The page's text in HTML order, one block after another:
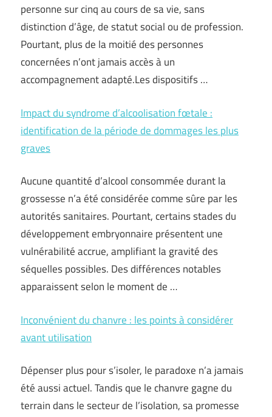
personne sur cinq au cours de sa vie, sans
distinction d’âge, de statut social ou de profession.
Pourtant, plus de la moitié des personnes
concernées n’ont jamais accès à un
accompagnement adapté.Les dispositifs …
Impact du syndrome d’alcoolisation fœtale :
identification de la période de dommages les plus
graves
Aucune quantité d’alcool consommée durant la
grossesse n’a été considérée comme sûre par les
autorités sanitaires. Pourtant, certains stades du
développement embryonnaire présentent une
vulnérabilité accrue, amplifiant la gravité des
séquelles possibles. Des différences notables
apparaissent selon le moment de …
Inconvénient du chanvre : les points à considérer
avant utilisation
Dépenser plus pour s’isoler, le paradoxe n’a jamais
été aussi actuel. Tandis que le chanvre gagne du
terrain dans le secteur de l’isolation, sa promesse